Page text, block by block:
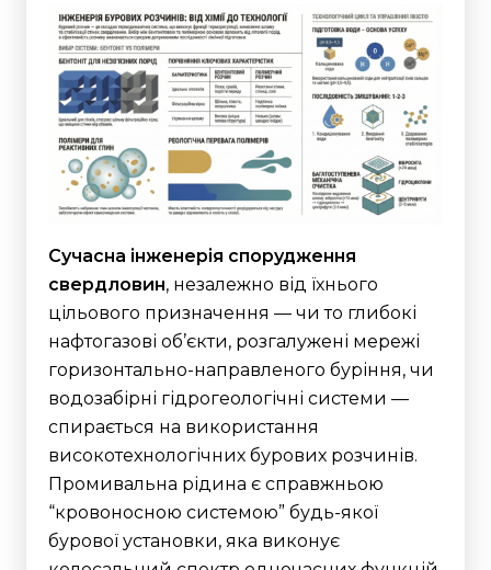
Сучасна інженерія спорудження
свердловин, незалежно від їхнього
цільового призначення — чи то глибокі
нафтогазові об’єкти, розгалужені мережі
горизонтально-направленого буріння, чи
водозабірні гідрогеологічні системи —
спирається на використання
високотехнологічних бурових розчинів.
Промивальна рідина є справжньою
“кровоносною системою” будь-якої
бурової установки, яка виконує